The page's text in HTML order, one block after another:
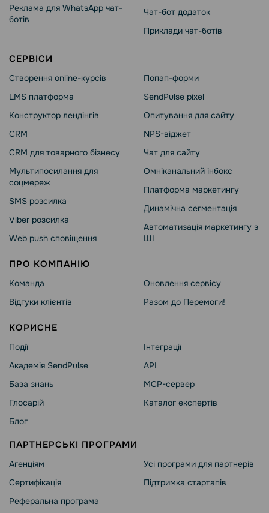
Реклама для WhatsApp чат-
ботів
Чат-бот додаток
Приклади чат-ботів
СЕРВІСИ
Створення online-курсів
LMS платформа
Конструктор лендінгів
CRM
CRM для товарного бізнесу
Мультипосилання для
соцмереж
SMS розсилка
Viber розсилка
Web push сповіщення
Попап-форми
SendPulse pixel
Опитування для сайту
NPS-віджет
Чат для сайту
Омніканальний інбокс
Платформа маркетингу
Динамічна сегментація
Автоматизація маркетингу з
ШІ
ПРО КОМПАНІЮ
Команда
Відгуки клієнтів
Оновлення сервісу
Разом до Перемоги!
КОРИСНЕ
Події
Академія SendPulse
База знань
Глосарій
Блог
Інтеграції
API
MCP-сервер
Каталог експертів
ПАРТНЕРСЬКІ ПРОГРАМИ
Агенціям
Сертифікація
Реферальна програма
Усі програми для партнерів
Підтримка стартапів